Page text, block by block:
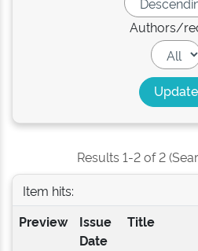
Authors/
Results 1-2 of 2
Item hits:
Preview
Issue
Date
Title